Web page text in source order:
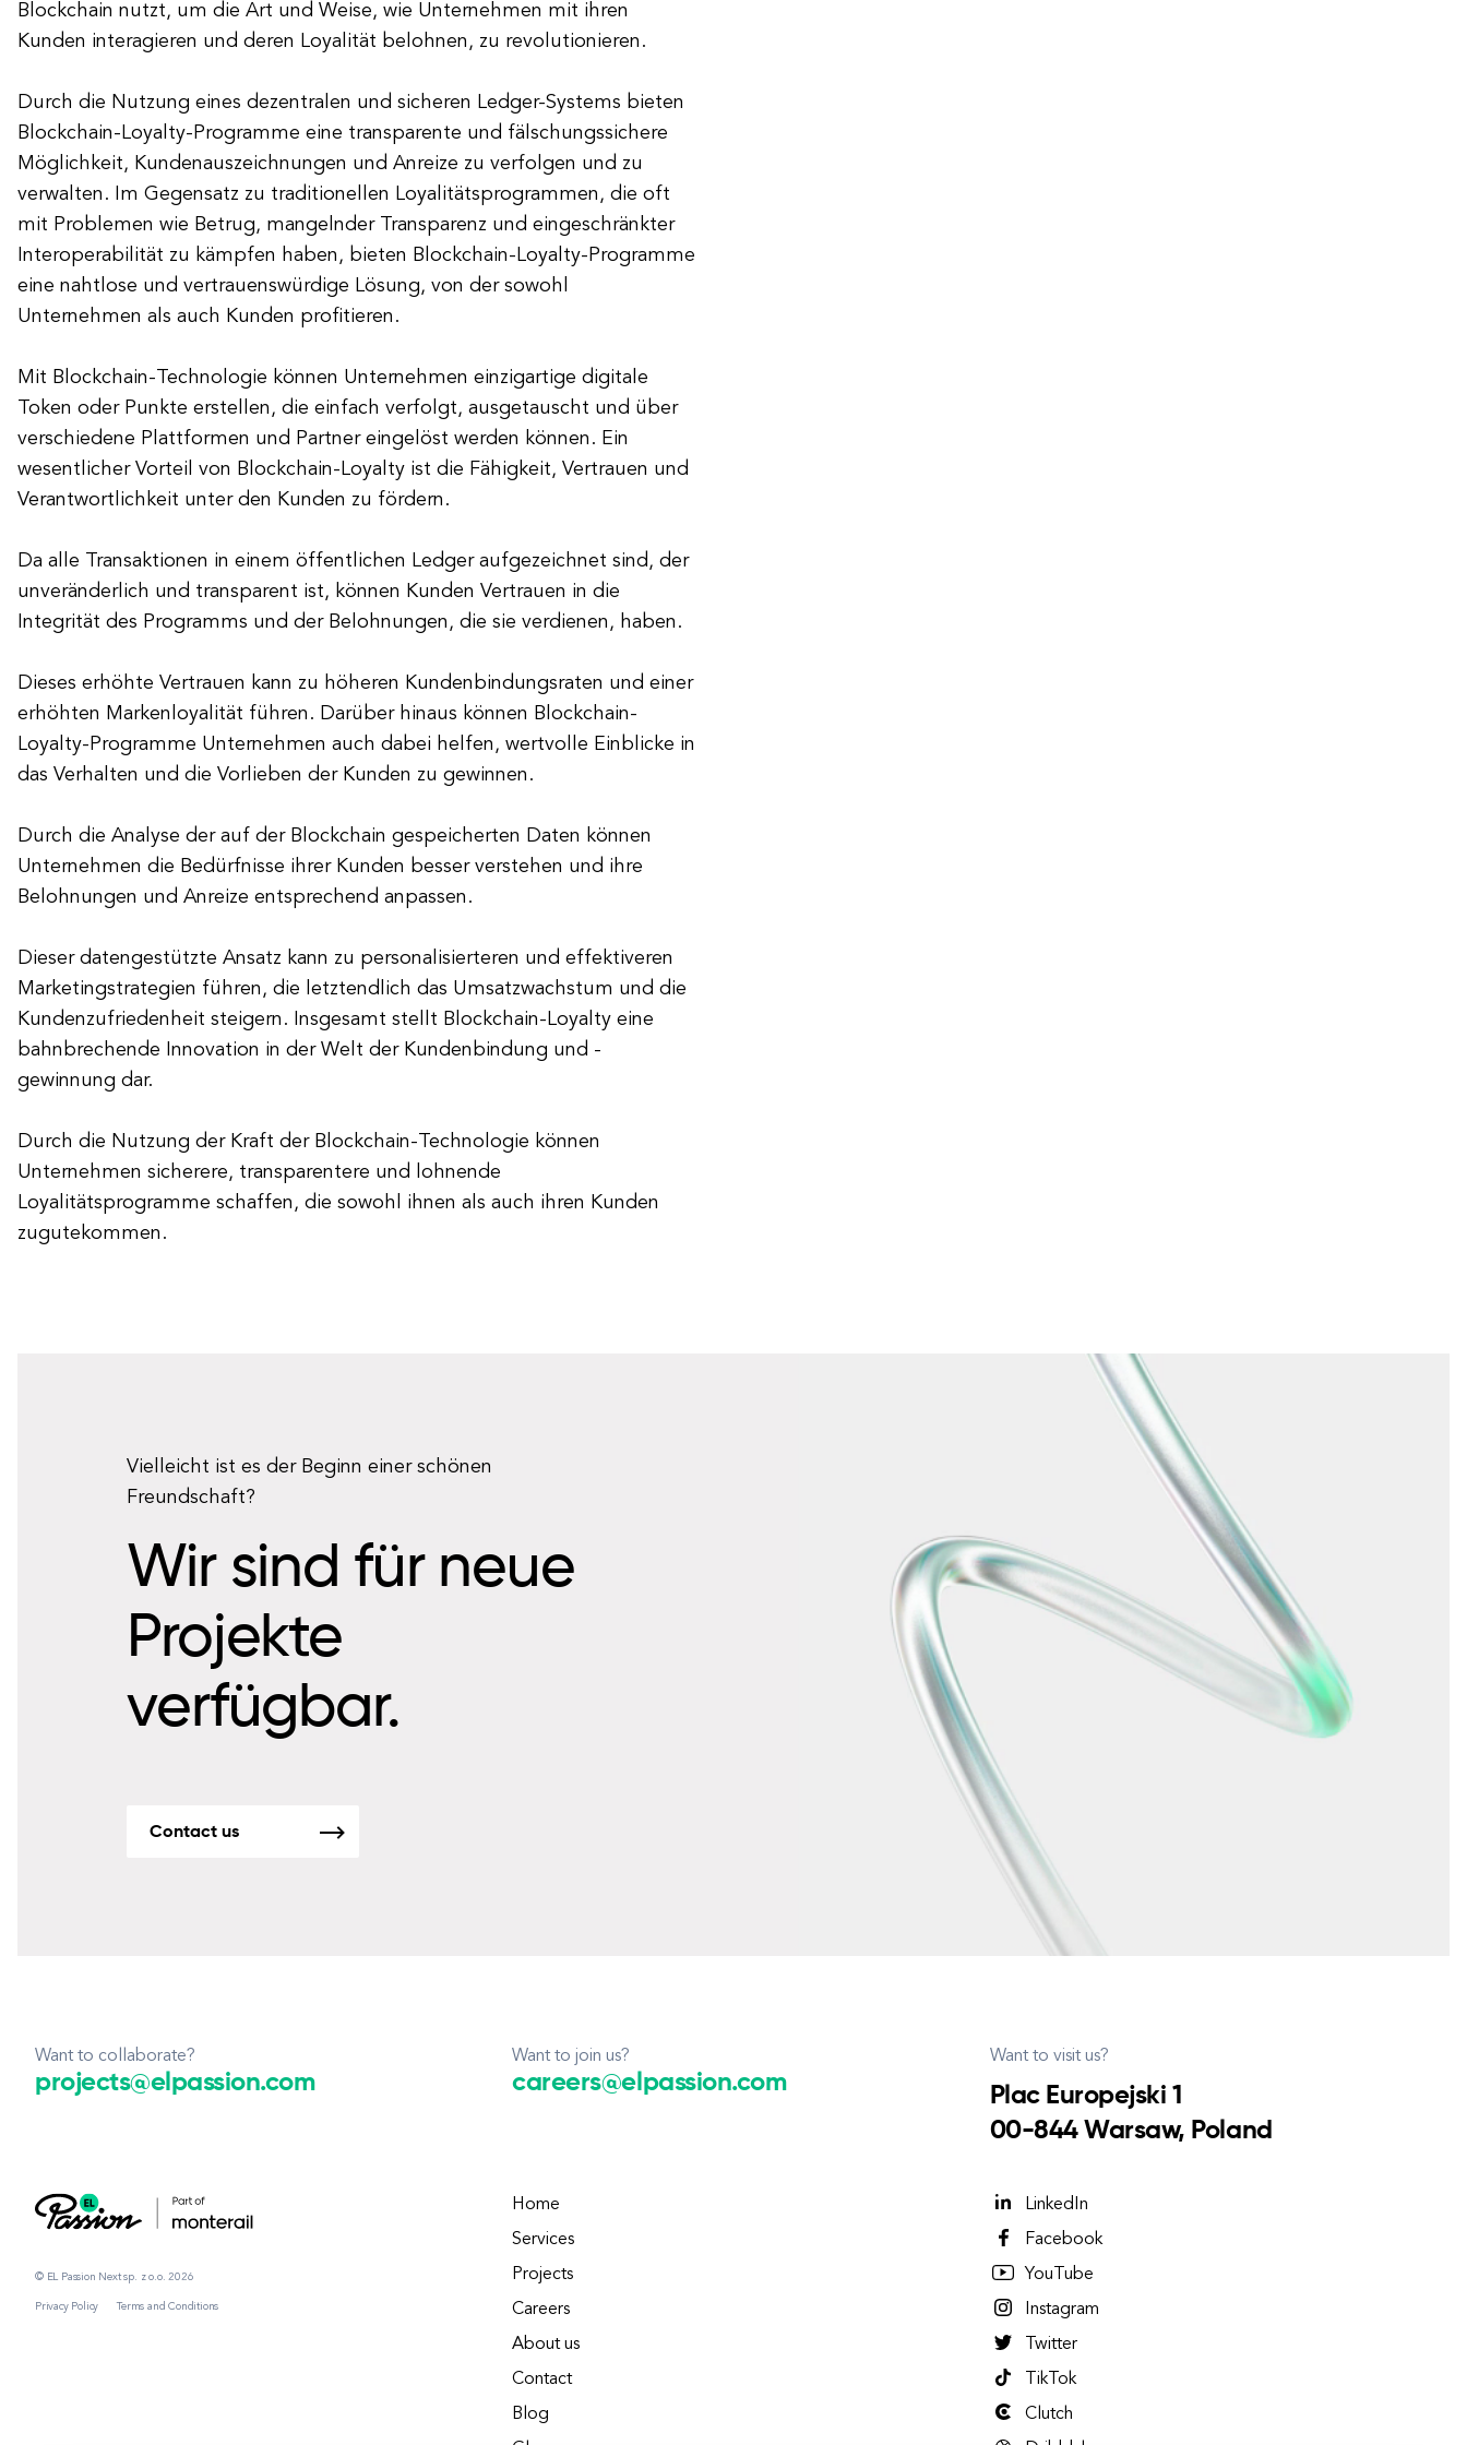
Blockchain nutzt, um die Art und Weise, wie Unternehmen mit ihren
Kunden interagieren und deren Loyalität belohnen, zu revolutionieren.
Durch die Nutzung eines dezentralen und sicheren Ledger-Systems bieten
Blockchain-Loyalty-Programme eine transparente und fälschungssichere
Möglichkeit, Kundenauszeichnungen und Anreize zu verfolgen und zu
verwalten. Im Gegensatz zu traditionellen Loyalitätsprogrammen, die oft
mit Problemen wie Betrug, mangelnder Transparenz und eingeschränkter
Interoperabilität zu kämpfen haben, bieten Blockchain-Loyalty-Programme
eine nahtlose und vertrauenswürdige Lösung, von der sowohl
Unternehmen als auch Kunden profitieren.
Mit Blockchain-Technologie können Unternehmen einzigartige digitale
Token oder Punkte erstellen, die einfach verfolgt, ausgetauscht und über
verschiedene Plattformen und Partner eingelöst werden können. Ein
wesentlicher Vorteil von Blockchain-Loyalty ist die Fähigkeit, Vertrauen und
Verantwortlichkeit unter den Kunden zu fördern.
Da alle Transaktionen in einem öffentlichen Ledger aufgezeichnet sind, der
unveränderlich und transparent ist, können Kunden Vertrauen in die
Integrität des Programms und der Belohnungen, die sie verdienen, haben.
Dieses erhöhte Vertrauen kann zu höheren Kundenbindungsraten und einer
erhöhten Markenloyalität führen. Darüber hinaus können Blockchain-
Loyalty-Programme Unternehmen auch dabei helfen, wertvolle Einblicke in
das Verhalten und die Vorlieben der Kunden zu gewinnen.
Durch die Analyse der auf der Blockchain gespeicherten Daten können
Unternehmen die Bedürfnisse ihrer Kunden besser verstehen und ihre
Belohnungen und Anreize entsprechend anpassen.
Dieser datengestützte Ansatz kann zu personalisierteren und effektiveren
Marketingstrategien führen, die letztendlich das Umsatzwachstum und die
Kundenzufriedenheit steigern. Insgesamt stellt Blockchain-Loyalty eine
bahnbrechende Innovation in der Welt der Kundenbindung und -
gewinnung dar.
Durch die Nutzung der Kraft der Blockchain-Technologie können
Unternehmen sicherere, transparentere und lohnende
Loyalitätsprogramme schaffen, die sowohl ihnen als auch ihren Kunden
zugutekommen.
Vielleicht ist es der Beginn einer schönen
Freundschaft?
Wir sind für neue
Projekte
verfügbar.
Contact us
Want to collaborate?
projects@elpassion.com
Want to join us?
careers@elpassion.com
Want to visit us?
Plac Europejski 1
00-844 Warsaw, Poland
© EL Passion Next sp. z o.o. 2026
Privacy Policy Terms and Conditions
Home
Services
Projects
Careers
About us
Contact
Blog
LinkedIn
Facebook
YouTube
Instagram
Twitter
TikTok
Clutch